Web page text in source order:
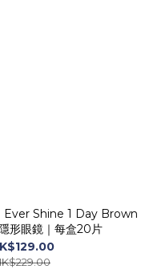
Ever Shine 1 Day Brown
形眼鏡｜每盒20片